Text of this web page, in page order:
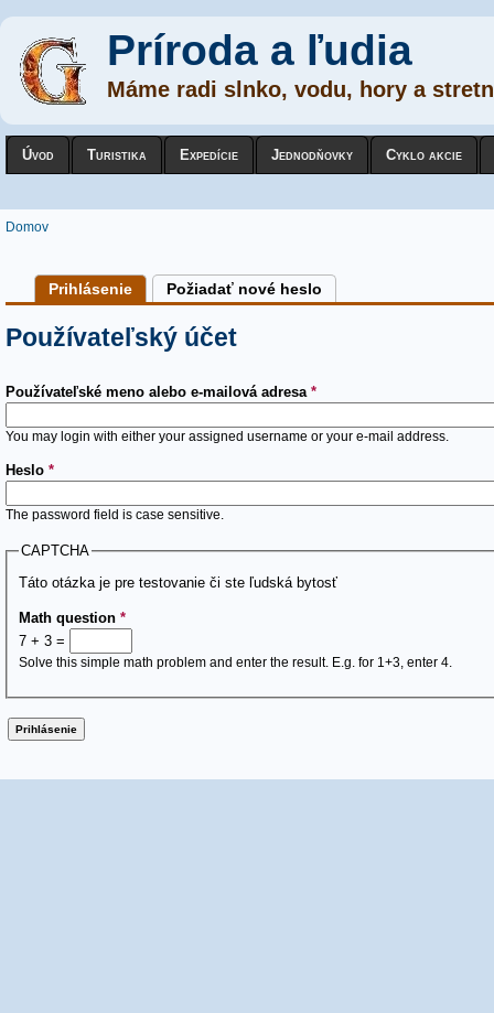
Príroda a ľudia
Máme radi slnko, vodu, hory a
Úvod Turistika Expedície Jednodňovky Cyklo akcie
Nachádzate sa tu
Domov
Primárne karty
Prihlásenie (active tab)
Požiadať nové heslo
Používateľský účet
Používateľské meno alebo e-mailová adresa *
You may login with either your assigned username or your e-mail address.
Heslo *
The password field is case sensitive.
CAPTCHA
Táto otázka je pre testovanie či ste ľudská bytosť
Math question *
7 + 3 =
Solve this simple math problem and enter the result. E.g. for 1+3, enter 4.